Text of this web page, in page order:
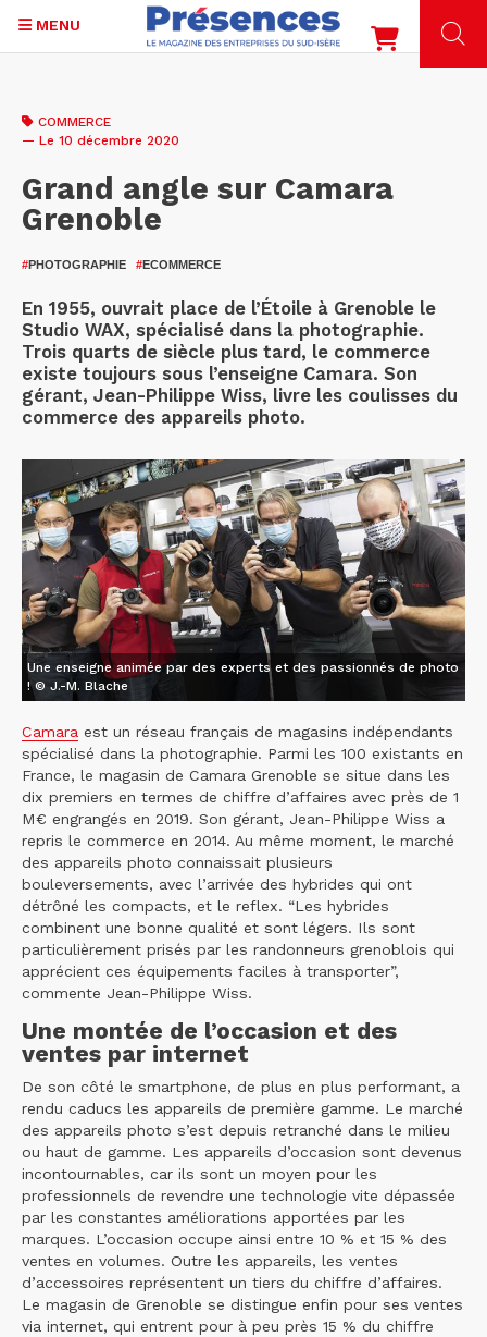
contenu
MENU
COMMERCE
— Le 10 décembre 2020
Grand angle sur Camara
Grenoble
#PHOTOGRAPHIE #ECOMMERCE
En 1955, ouvrait place de l’Étoile à Grenoble le
Studio WAX, spécialisé dans la photographie.
Trois quarts de siècle plus tard, le commerce
existe toujours sous l’enseigne Camara. Son
gérant, Jean-Philippe Wiss, livre les coulisses du
commerce des appareils photo.
Une enseigne animée par des experts et des passionnés de photo
! © J.-M. Blache
Camara est un réseau français de magasins indépendants
spécialisé dans la photographie. Parmi les 100 existants en
France, le magasin de Camara Grenoble se situe dans les
dix premiers en termes de chiffre d’affaires avec près de 1
M€ engrangés en 2019. Son gérant, Jean-Philippe Wiss a
repris le commerce en 2014. Au même moment, le marché
des appareils photo connaissait plusieurs
bouleversements, avec l’arrivée des hybrides qui ont
détrôné les compacts, et le reflex. “Les hybrides
combinent une bonne qualité et sont légers. Ils sont
particulièrement prisés par les randonneurs grenoblois qui
apprécient ces équipements faciles à transporter”,
commente Jean-Philippe Wiss.
Une montée de l’occasion et des
ventes par internet
De son côté le smartphone, de plus en plus performant, a
rendu caducs les appareils de première gamme. Le marché
des appareils photo s’est depuis retranché dans le milieu
ou haut de gamme. Les appareils d’occasion sont devenus
incontournables, car ils sont un moyen pour les
professionnels de revendre une technologie vite dépassée
par les constantes améliorations apportées par les
marques. L’occasion occupe ainsi entre 10 % et 15 % des
ventes en volumes. Outre les appareils, les ventes
d’accessoires représentent un tiers du chiffre d’affaires.
Le magasin de Grenoble se distingue enfin pour ses ventes
via internet, qui entrent pour à peu près 15 % du chiffre